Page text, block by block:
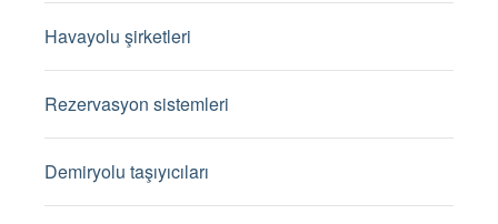
Havayolu şirketleri
Rezervasyon sistemleri
Demiryolu taşıyıcıları